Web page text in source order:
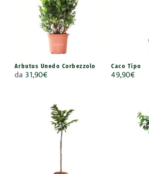
Arbutus Unedo Corbezzolo
da31,90€
Caco Tipo
49,90€